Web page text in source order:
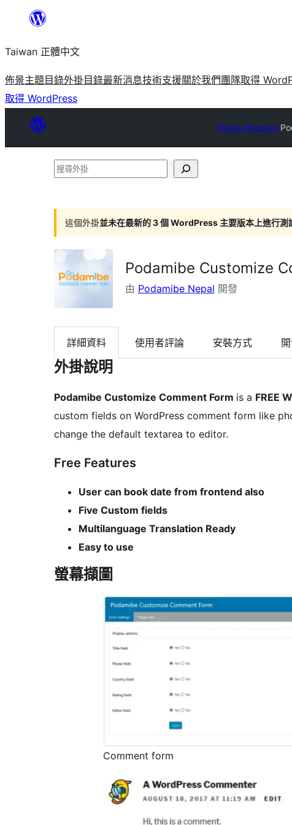
主
要
內
容
Taiwan 正體中文
佈景主題目錄外掛目錄最新消息技術支援關於我們 團隊取得
取得 WordPress
Plugin Directory
搜
這個外掛並未在最新的 3 個 WordPress 主要版本上進行測
Podamibe Customize
由 Podamibe Nepal 開發
詳細資料 使用者評論 安裝方式
外掛說明
Podamibe Customize Comment Form is a FREE
custom fields on WordPress comment form like
change the default textarea to editor.
Free Features
User can book date from frontend also
Five Custom fields
Multilanguage Translation Ready
Easy to use
螢幕擷圖
Comment form